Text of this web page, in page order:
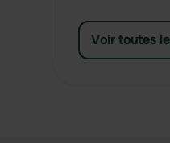
Voir toutes